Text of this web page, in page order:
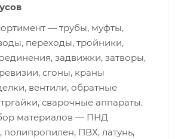
— трубы, муфты,
переходы, тройники,
задвижки, затворы,
сгоны, краны
вентили, обратные
сварочные аппараты.
материалов — ПНД
полипропилен, ПВХ, латунь,